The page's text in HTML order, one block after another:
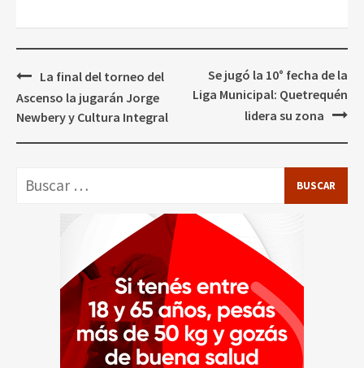
Navegación
de
entradas
La final del torneo del
Ascenso la jugarán Jorge
Newbery y Cultura Integral
Se jugó la 10° fecha de la
Liga Municipal: Quetrequén
lidera su zona
Buscar: